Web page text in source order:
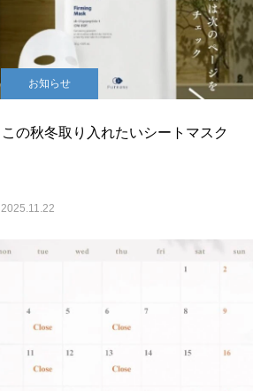
お知らせ
この秋冬取り入れたいシートマスク
2025.11.22